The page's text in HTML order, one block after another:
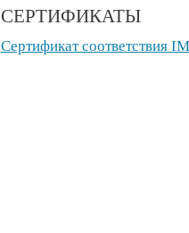
СЕРТИФИКАТЫ
Сертификат соответствия